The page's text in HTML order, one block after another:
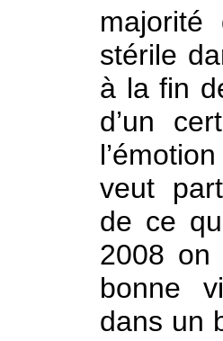
majorité
stérile
à la fin
d’un
veut
de ce
2008 on
bonne
dans un